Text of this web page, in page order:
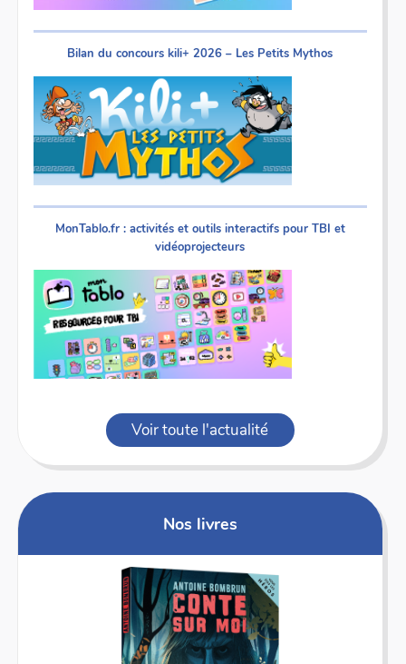
Bilan du concours kili+ 2026 – Les Petits Mythos
MonTablo.fr : activités et outils interactifs pour TBI et
vidéoprojecteurs
Voir toute l'actualité
Nos livres